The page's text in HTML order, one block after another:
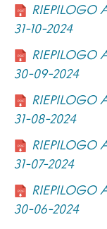
RIEPILOGO
31-10-2024
RIEPILOGO
30-09-2024
RIEPILOGO
31-08-2024
RIEPILOGO
31-07-2024
RIEPILOGO
30-06-2024